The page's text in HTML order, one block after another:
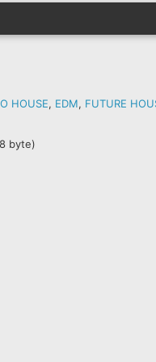
HOUSE, EDM, FUTURE
byte)